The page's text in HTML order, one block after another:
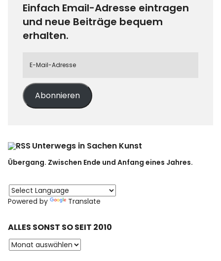
Einfach Email-Adresse eintragen
und neue Beiträge bequem
erhalten.
Abonnieren
Unterwegs in Sachen Kunst
Übergang. Zwischen Ende und Anfang eines Jahres.
Powered by Translate
ALLES SONST SO SEIT 2010